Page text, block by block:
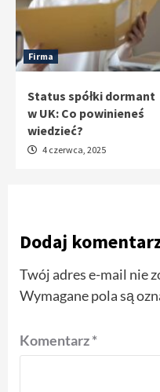
Firma
Status spółki dormant
w UK: Co powinieneś
wiedzieć?
4 czerwca, 2025
Dodaj
Twój adres e-mail nie
Wymagane pola są
Komentarz*